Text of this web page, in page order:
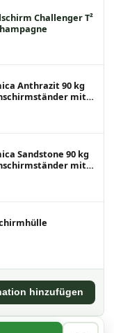
Challenger T²
Anthrazit 90 kg
mit
Sandstone 90 kg
mit
hinzufügen